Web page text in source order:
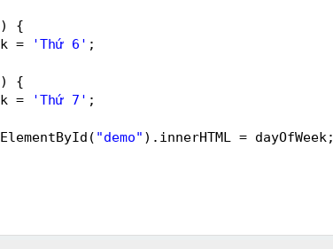
{
=
'Thứ 6' ;
{
=
'Thứ 7' ;
"demo" ).innerHTML = dayOfWeek;